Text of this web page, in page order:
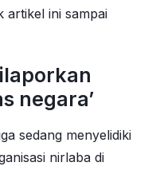
artikel ini sampai
negara’
sedang menyelidiki
nirlaba di